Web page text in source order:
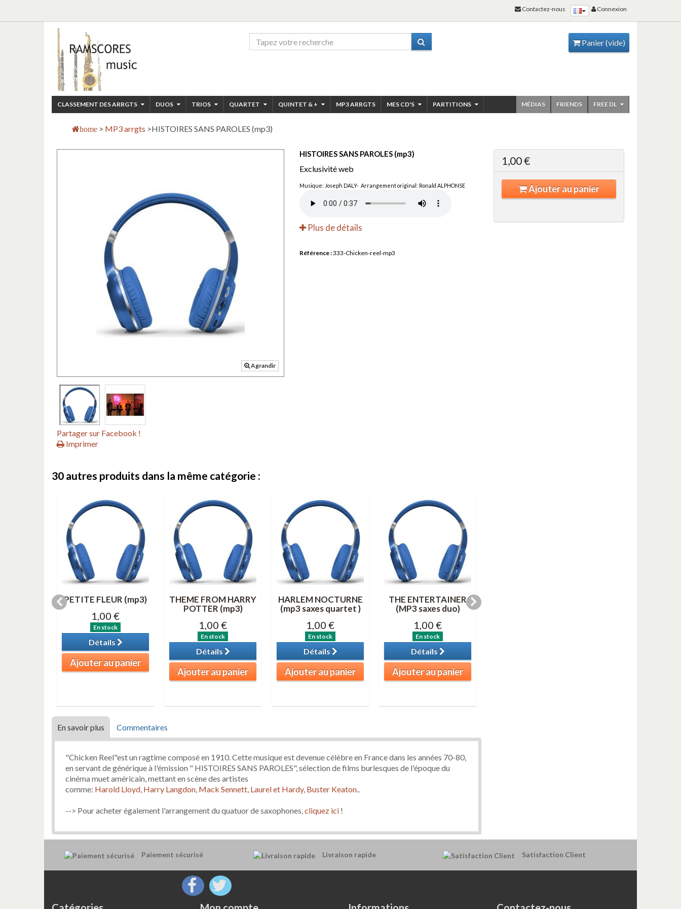
Panier(vide)
CLASSEMENT DES ARRGTS DUOS TRIOS QUARTET QUINTET & + MP3 ARRGTS MES CD'S PARTITIONS FREE DL
FRIENDS
MÉDIAS
home > MP3 arrgts >HISTOIRES SANS PAROLES (mp3)
Agrandir
Partager sur Facebook !
Imprimer
HISTOIRES SANS PAROLES (mp3)
Exclusivité web
Musique: Joseph DALY- Arrangement original: Ronald ALPHONSE
Plus de détails
Référence :333-Chicken-reel-mp3
1,00 €
Ajouter au panier
30 autres produits dans la même catégorie :
PETITE FLEUR (mp3)
1,00 €
En stock
Détails
Ajouter au panier
THEME FROM HARRY
POTTER (mp3)
1,00 €
En stock
Détails
Ajouter au panier
HARLEM NOCTURNE
(mp3 saxes quartet )
1,00 €
En stock
Détails
Ajouter au panier
THE ENTERTAINER
(MP3 saxes duo)
1,00 €
En stock
Détails
Ajouter au panier
En savoir plus Commentaires
"Chicken Reel"est un ragtime composé en 1910. Cette musique est devenue célèbre en Francedans les années 70-80,
en servant de générique à l'émission " HISTOIRES SANS PAROLES", sélection de films burlesques de l'époque du
cinéma muet américain, mettant en scène des artistes
comme: Harold Lloyd, Harry Langdon, Mack Sennett, Laurel et Hardy, Buster Keaton..
--> Pour acheter également l'arrangement du quatuor de saxophones,cliquez ici !
Paiement sécurisé Livraison rapide Satisfaction Client
Connexion
Contactez-nous